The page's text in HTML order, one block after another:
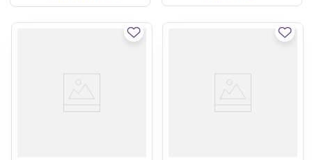
5º
Prato
Tapete
Aparelho Jantar